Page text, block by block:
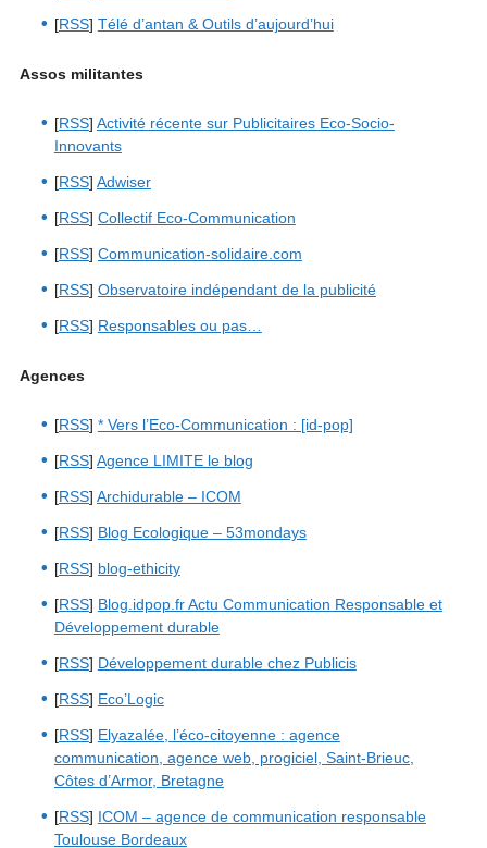
[RSS] Télé d’antan & Outils d’aujourd’hui
Assos militantes
[RSS] Activité récente sur Publicitaires Eco-Socio-
Innovants
[RSS] Adwiser
[RSS] Collectif Eco-Communication
[RSS] Communication-solidaire.com
[RSS] Observatoire indépendant de la publicité
[RSS] Responsables ou pas…
Agences
[RSS] * Vers l’Eco-Communication : [id-pop]
[RSS] Agence LIMITE le blog
[RSS] Archidurable – ICOM
[RSS] Blog Ecologique – 53mondays
[RSS] blog-ethicity
[RSS] Blog.idpop.fr Actu Communication Responsable et
Développement durable
[RSS] Développement durable chez Publicis
[RSS] Eco’Logic
[RSS] Elyazalée, l’éco-citoyenne : agence
communication, agence web, progiciel, Saint-Brieuc,
Côtes d’Armor, Bretagne
[RSS] ICOM – agence de communication responsable
Toulouse Bordeaux